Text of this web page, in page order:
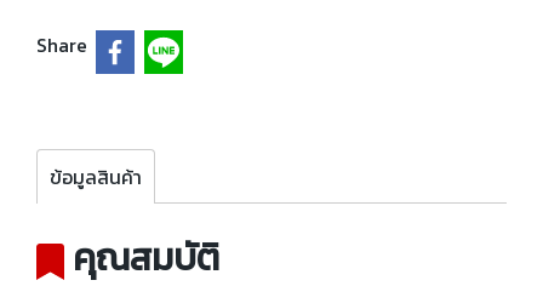
Share
ข้อมูลสินค้า
คุณสมบัติ